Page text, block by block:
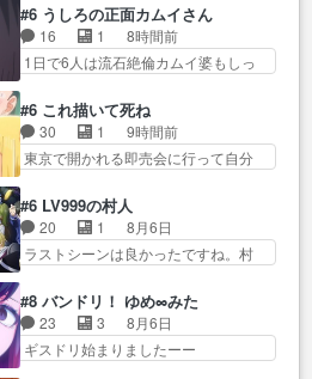
#6 うしろの正面カムイさん
16 1
8時間前
1日で6人は流石絶倫カムイ婆もしっ
ツアー。Aパはいつも… 前半の霊
カモみたいになってるよねwジェ
ッ… 今回はいつもと違って霊が
大人しいなと思っ… 最後にカム
お… 交通系悪霊除霊ツアー編！
どっちが悪かよく… よく見ない
と気付けない2つのエピソード
たシヅカは、ズブ… 15分アニメ
で計14体の最多成仏回ジェッ…
元々ひどい（褒め言葉）作品だけど
６話はよ…
#6 これ描いて死ね
30 1
9時間前
東京で開かれる即売会に行って自分
喜びを知る手島先生がず… 10年
でえらい老けはったねー編集さん。
同… 自分の妄想を買ってくれる
人がいるというも… 初めて自分
し… 初めて本が売れた喜びよう
に貰い泣き。隣の… コミティア
開幕前でひちしきり受ける^^
#6 LV999の村人
20 1
8月6日
ラストシーンは良かったですね。村
鬼モードフィンガーシリ… アリ
スと10年後に結婚の約束をした鏡ず
っ… カジノスタッフ募集するも
集まらない更に追… 王命でクル
#8 バンドリ！ ゆめ∞みた
23 3
8月6日
ギスドリ始まりましたーー